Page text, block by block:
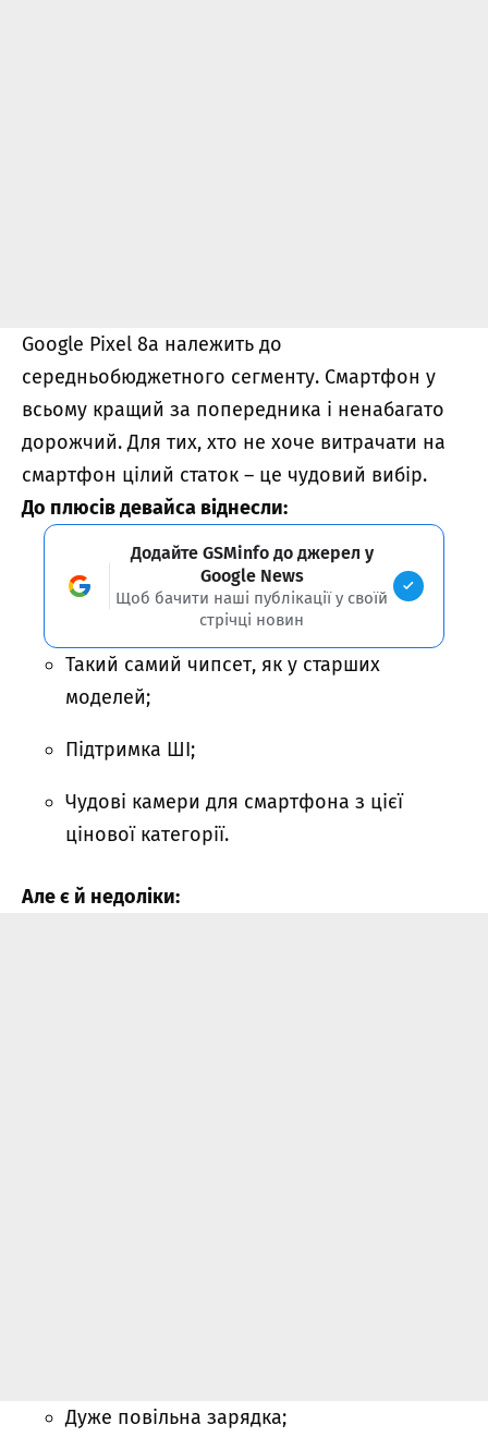
Google Pixel 8a належить до
середньобюджетного сегменту. Смартфон у
всьому кращий за попередника і ненабагато
дорожчий. Для тих, хто не хоче витрачати на
смартфон цілий статок – це чудовий вибір.
До плюсів девайса віднесли:
Додайте GSMinfo до джерел у
Google News
Щоб бачити наші публікації у своїй
стрічці новин
Такий самий чипсет, як у старших
моделей;
Підтримка ШІ;
Чудові камери для смартфона з цієї
цінової категорії.
Але є й недоліки:
Дуже повільна зарядка;